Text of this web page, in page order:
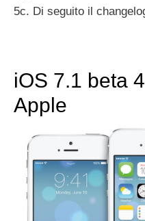
5c. Di seguito il
iOS 7.1 beta
Apple